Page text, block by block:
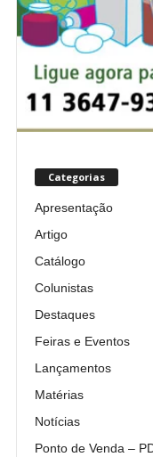
Categorias
Apresentação
Artigo
Catálogo
Colunistas
Destaques
Feiras e Eventos
Lançamentos
Matérias
Notícias
Ponto de Venda –